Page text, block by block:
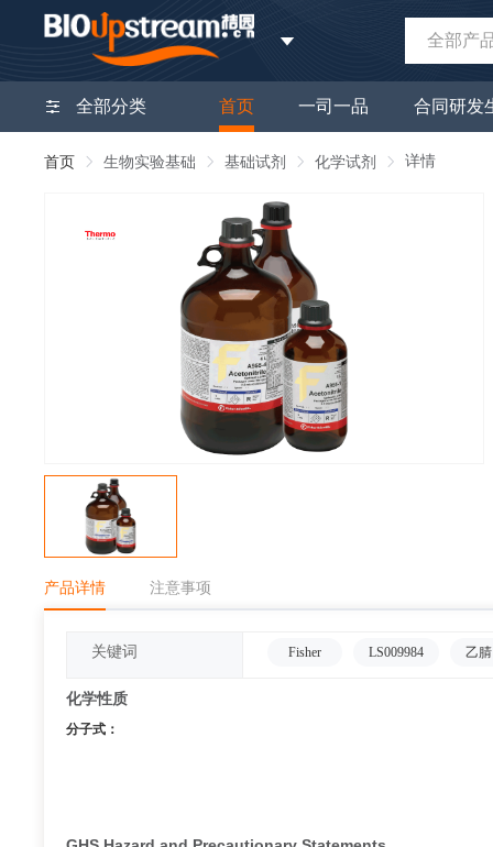
全部产
全部分类 首页 一司一品 合同研发
首页 生物实验基础 基础试剂 化学试剂 详情
产品详情 注意事项
关键词 Fisher LS009984 乙
化学性质
分子式：